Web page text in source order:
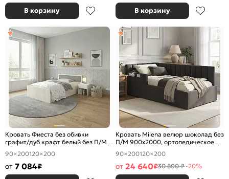
В корзину В корзину
Кровать Фиеста без обивки
графит/дуб крафт белый без П/М
1200x2000, изголовье жесткое
90×200120×200
от 7 084₽
Кровать Milena велюр шоколад без
П/М 900x2000, ортопедическое
основание, изголовье мягкое
90×200120×200
от 24 640₽30 800 ₽-20%